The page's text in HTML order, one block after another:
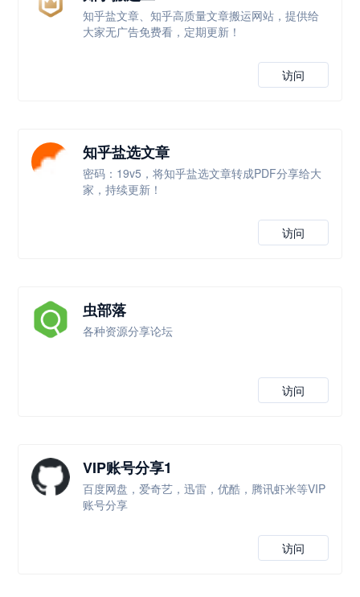
知乎盐文章、知乎高质量文章搬运网站，提供给
大家无广告免费看，定期更新！
访问
知乎盐选文章
密码：19v5，将知乎盐选文章转成PDF分享给大
家，持续更新！
访问
虫部落
各种资源分享论坛
访问
VIP账号分享1
百度网盘，爱奇艺，迅雷，优酷，腾讯虾米等VIP
账号分享
访问